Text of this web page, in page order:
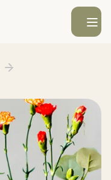
Ouvrir le